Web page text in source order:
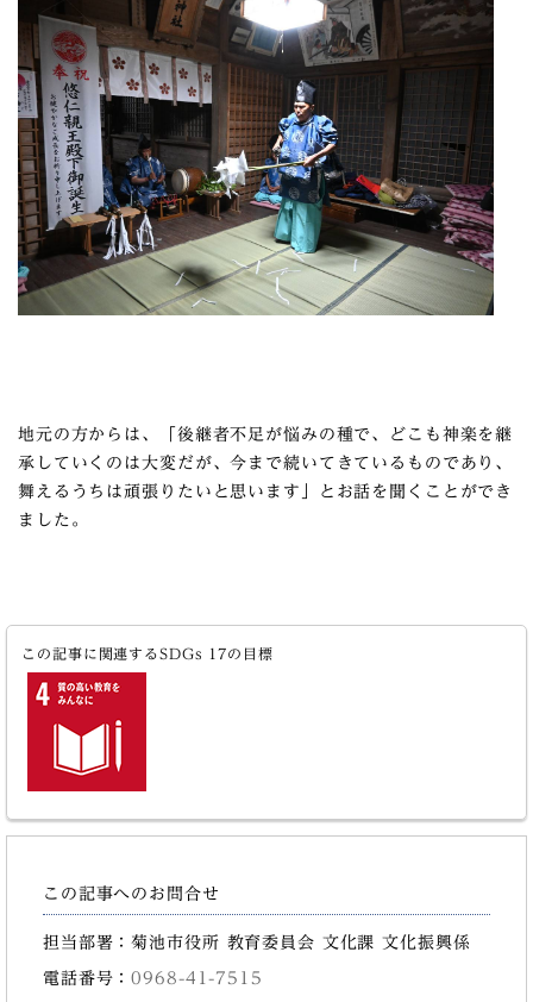
地元の方からは、「後継者不足が悩みの種で、どこも神楽を継
承していくのは大変だが、今まで続いてきているものであり、
舞えるうちは頑張りたいと思います」とお話を聞くことができ
ました。
この記事に関連するSDGs 17の目標
この記事へのお問合せ
担当部署：菊池市役所 教育委員会 文化課 文化振興係
電話番号：0968-41-7515